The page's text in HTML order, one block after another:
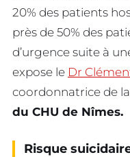
20% des patients
près de 50% des
d’urgence suite à
expose le Dr
coordonnatrice de
du CHU de Nîmes.
Risque